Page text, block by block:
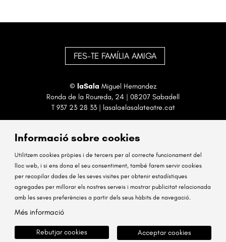
FES-TE FAMÍLIA AMIGA
© laSala Miguel Hernandez
Ronda de la Roureda, 24 | 08207 Sabadell
T 937 23 28 33| lasala@lasalateatre.cat
Sitemap Avís Legal Ús de Cookies Contactar
Link a instagram
Link a facebook
Informació sobre cookies
Utilitzem cookies pròpies i de tercers per al correcte funcionament del
lloc web, i si ens dona el seu consentiment, també farem servir cookies
per recopilar dades de les seves visites per obtenir estadístiques
agregades per millorar els nostres serveis i mostrar publicitat relacionada
amb les seves preferències a partir dels seus hàbits de navegació.
Més informació
Acceptar cookies
Rebutjar cookies